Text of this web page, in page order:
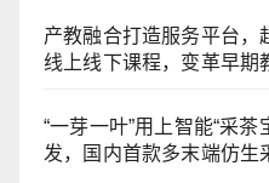
产教融合打造服务平台，
线上线下课程，变革早期
“一芽一叶”用上智能“采
发，国内首款多末端仿生